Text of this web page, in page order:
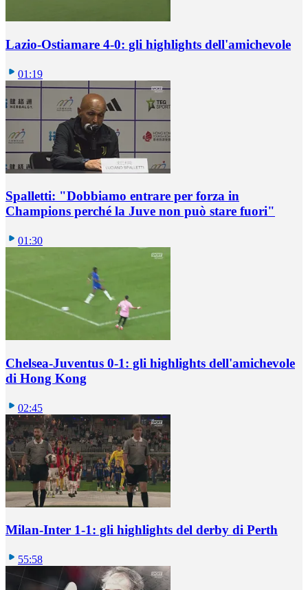
Lazio-Ostiamare 4-0: gli highlights dell'amichevole
01:19
Spalletti: "Dobbiamo entrare per forza in
Champions perché la Juve non può stare fuori"
01:30
Chelsea-Juventus 0-1: gli highlights dell'amichevole
di Hong Kong
02:45
Milan-Inter 1-1: gli highlights del derby di Perth
55:58